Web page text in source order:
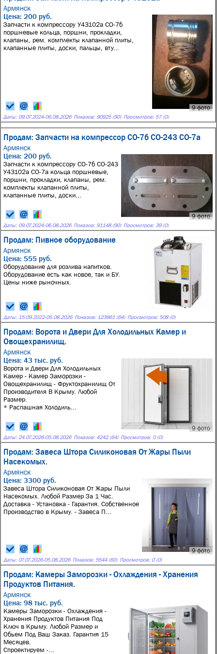
Армянск
9 фото
Цена: 200 руб.
Запчасти к компрессору У43102а СО-7б
поршневые кольца, поршни, прокладки,
клапаны, рем. комплекты клапанной плиты,
клапанные плиты, доски, пальцы, вту...
Даты: 09.07.2024-06.08.2026 Показов: 90925 (90) Просмотров: 57 (0)
Продам: Запчасти на компрессор СО-7б СО-243 СО-7а
Армянск
9 фото
Цена: 200 руб.
Запчасти к компрессору СО-7б СО-243
У43102а СО-7а кольца поршневые,
поршни, прокладки, клапаны, рем.
комплекты клапанной плиты,
клапанные плиты, доски...
Даты: 09.07.2024-06.08.2026 Показов: 91148 (90) Просмотров: 39 (0)
Продам: Пивное оборудование
Армянск
Цена: 555 руб.
Оборудование для розлива напитков.
Оборудование есть как новое, так и БУ.
Цены ниже рыночных.
Даты: 15.09.2022-05.08.2026 Показов: 123961 (64) Просмотров: 508 (0)
Продам: Ворота и Двери Для Холодильных Камер и
Овощехранилищ.
Армянск
9 фото
Цена: 43 тыс. руб.
Ворота и Двери Для Холодильных
Камер - Камер Заморозки -
Овощехранилищ - Фруктохранилищ От
Производителя В Крыму. Любой
Размер.
* Распашная Холодиль...
Даты: 24.07.2026-05.08.2026 Показов: 4242 (64) Просмотров: 0 (0)
Продам: Завеса Штора Силиконовая От Жары Пыли
Насекомых.
Армянск
9 фото
Цена: 3300 руб.
Завеса Штора Силиконовая От Жары Пыли
Насекомых. Любой Размер За 1 Час.
Доставка - Установка - Гарантия. Собственное
Производство в Крыму. - Завеса П...
Даты: 07.07.2026-05.08.2026 Показов: 5544 (60) Просмотров: 0 (0)
Продам: Камеры Заморозки - Охлаждения - Хранения
Продуктов Питания.
Армянск
Цена: 98 тыс. руб.
Камеры Заморозки - Охлаждения -
Хранения Продуктов Питания Под
Ключ в Крыму. Любой Размер и
Обьем Под Ваш Заказ. Гарантия 15
Месяцев.
Спроектируем -...